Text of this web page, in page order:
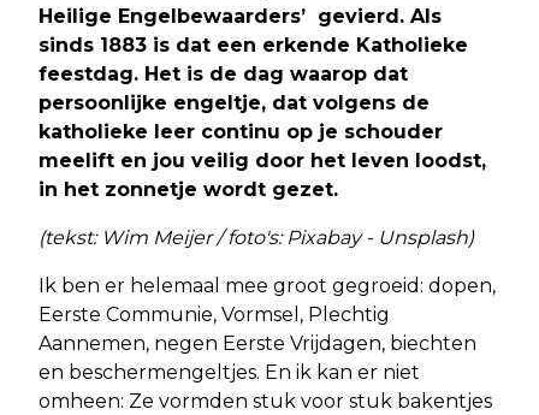
Heilige Engelbewaarders’ gevierd. Als
sinds 1883 is dat een erkende Katholieke
feestdag. Het is de dag waarop dat
persoonlijke engeltje, dat volgens de
katholieke leer continu op je schouder
meelift en jou veilig door het leven loodst,
in het zonnetje wordt gezet.
(tekst: Wim Meijer / foto's: Pixabay - Unsplash)
Ik ben er helemaal mee groot gegroeid: dopen,
Eerste Communie, Vormsel, Plechtig
Aannemen, negen Eerste Vrijdagen, biechten
en beschermengeltjes. En ik kan er niet
omheen: Ze vormden stuk voor stuk bakentjes